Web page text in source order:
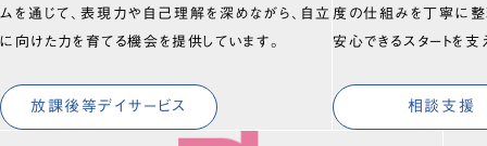
ムを通じて、表現力や自己理解を深めながら、自立
に向けた力を育てる機会を提供しています。
放課後等デイサービス
度の仕組みを丁寧に
安心できるスタートを支
相談支援